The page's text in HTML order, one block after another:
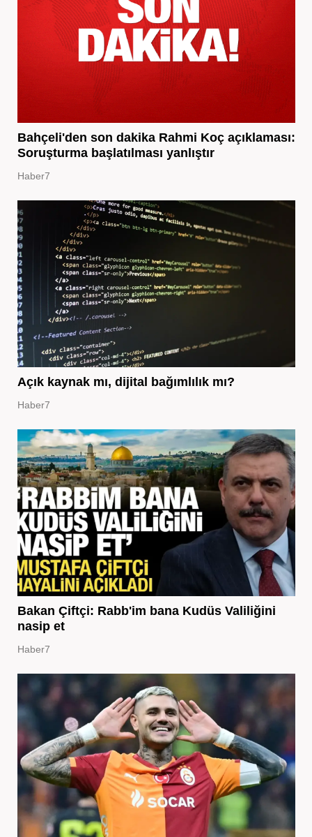
Bahçeli'den son dakika Rahmi Koç açıklaması:
Soruşturma başlatılması yanlıştır
Haber7
Açık kaynak mı, dijital bağımlılık mı?
Haber7
Bakan Çiftçi: Rabb'im bana Kudüs Valiliğini
nasip et
Haber7